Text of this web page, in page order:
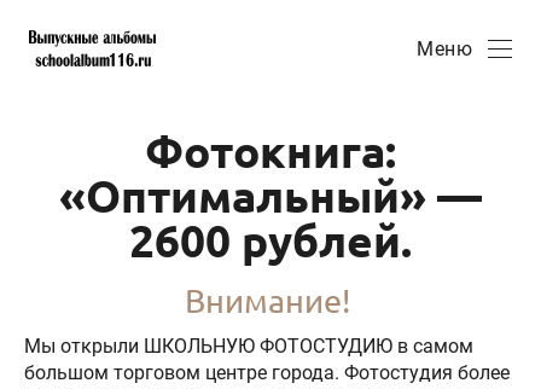
Меню
Фотокнига:
«Оптимальный» —
2600 рублей.
Внимание!
Мы открыли ШКОЛЬНУЮ ФОТОСТУДИЮ в самом
большом торговом центре города. Фотостудия более